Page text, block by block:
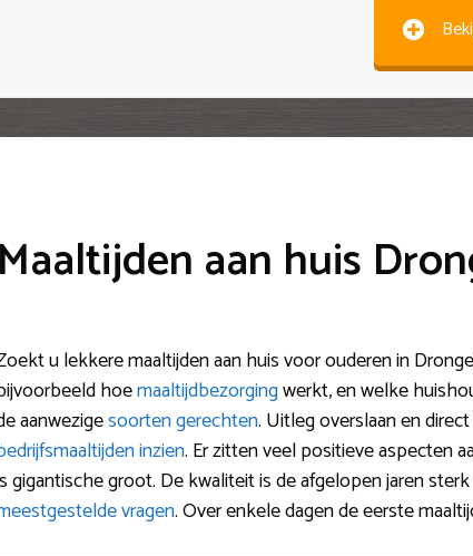
Maaltijden aan huis
u lekkere maaltijden aan huis voor ouderen in
hoemaaltijdbezorgingwerkt, en welke
aanwezigesoorten gerechten. Uitleg overslaan en
inzien. Er zitten veel positieve aspecten
gigantische groot. De kwaliteit is de afgelopen jaren
vragen. Over enkele dagen de eerste